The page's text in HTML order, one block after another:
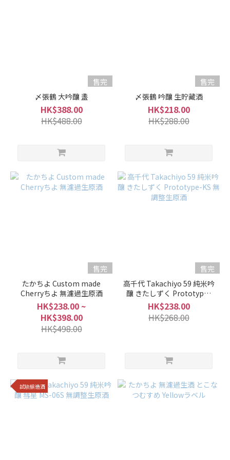
售完
〆張鶴 大吟釀 盞
HK$388.00
HK$488.00
售完
〆張鶴 吟釀 生貯藏酒
HK$218.00
HK$288.00
售完
たかちよ Custom made
Cherryちよ 無濾過生原酒
HK$238.00 ~
HK$398.00
HK$498.00
售完
高千代 Takachiyo 59 純米吟
釀 きたしずく Prototype-
KS 無調整生原酒
HK$238.00
HK$268.00
試験醸造酒